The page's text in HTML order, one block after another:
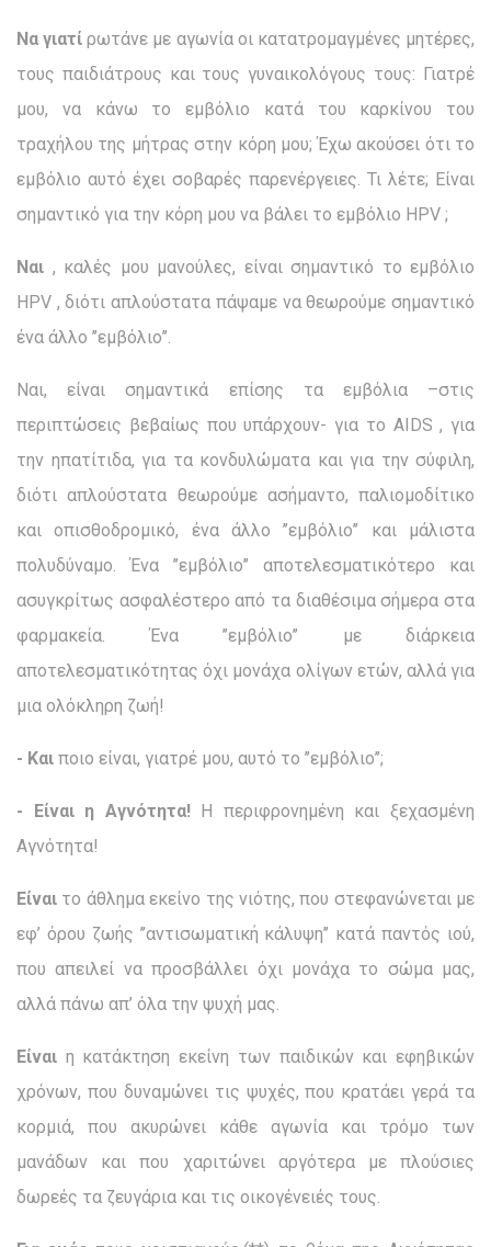
Να γιατίρωτάνε με αγωνία οι κατατρομαγμένες μητέρες,
τους παιδιάτρους και τους γυναικολόγους τους: Γιατρέ
μου, να κάνω το εμβόλιο κατά του καρκίνου του
τραχήλου της μήτρας στην κόρη μου;Έχω ακούσει ότι το
εμβόλιο αυτό έχει σοβαρές παρενέργειες. Τι λέτε; Είναι
σημαντικό για την κόρη μου να βάλει το εμβόλιο HPV ;
Ναι , καλές μου μανούλες, είναι σημαντικό το εμβόλιο
HPV , διότι απλούστατα πάψαμε να θεωρούμε σημαντικό
ένα άλλο ’’εμβόλιο’’.
Ναι, είναι σημαντικά επίσης τα εμβόλια –στις
περιπτώσεις βεβαίως που υπάρχουν- για το AIDS , για
την ηπατίτιδα, για τα κονδυλώματα και για την σύφιλη,
διότι απλούστατα θεωρούμε ασήμαντο, παλιομοδίτικο
και οπισθοδρομικό, ένα άλλο ’’εμβόλιο’’ και μάλιστα
πολυδύναμο. Ένα ’’εμβόλιο’’ αποτελεσματικότερο και
ασυγκρίτως ασφαλέστερο από τα διαθέσιμα σήμερα στα
φαρμακεία. Ένα ’’εμβόλιο’’ με διάρκεια
αποτελεσματικότητας όχι μονάχα ολίγων ετών, αλλά για
μια ολόκληρη ζωή!
- Και ποιο είναι, γιατρέ μου, αυτό το ’’εμβόλιο’’;
- Είναι η Αγνότητα! Η περιφρονημένη και ξεχασμένη
Αγνότητα!
Είναι το άθλημα εκείνο της νιότης, που στεφανώνεται με
εφ’ όρου ζωής ’’αντισωματική κάλυψη’’ κατά παντός ιού,
που απειλεί να προσβάλλει όχι μονάχα το σώμα μας,
αλλά πάνω απ’ όλα την ψυχή μας.
Είναι η κατάκτηση εκείνη των παιδικών και εφηβικών
χρόνων, που δυναμώνει τις ψυχές, που κρατάει γερά τα
κορμιά, που ακυρώνει κάθε αγωνία και τρόμο των
μανάδων και που χαριτώνει αργότερα με πλούσιες
δωρεές τα ζευγάρια και τις οικογένειές τους.